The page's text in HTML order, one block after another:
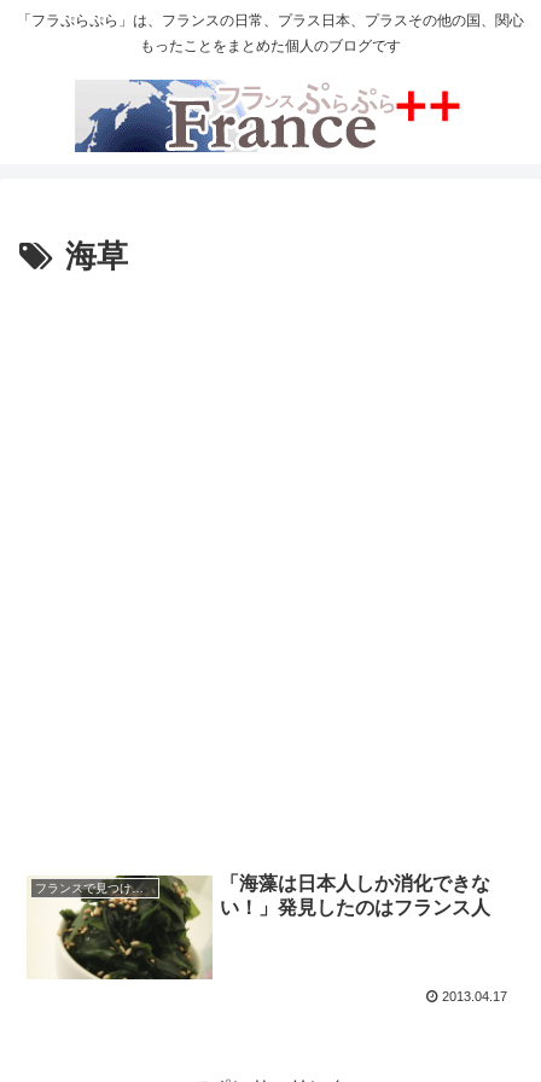
「フラぷらぷら」は、フランスの日常、プラス日本、プラスその他の国、関心
もったことをまとめた個人のブログです
海草
フランスで見つけた日本
「海藻は日本人しか消化できな
い！」発見したのはフランス人
2013.04.17